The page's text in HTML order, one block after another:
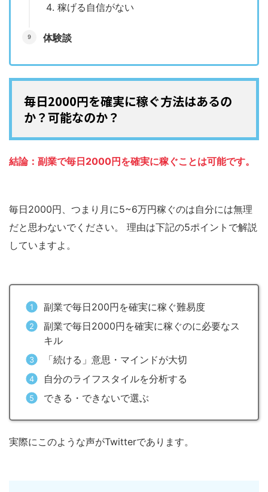
稼げる自信がない
体験談
毎日2000円を確実に稼ぐ方法はあるの
か？可能なのか？
結論：副業で毎日2000円を確実に稼ぐことは可能です。
毎日2000円、つまり月に5~6万円稼ぐのは自分には無理
だと思わないでください。 理由は下記の5ポイントで解説
していますよ。
副業で毎日200円を確実に稼ぐ難易度
副業で毎日2000円を確実に稼ぐのに必要なス
キル
「続ける」意思・マインドが大切
自分のライフスタイルを分析する
できる・できないで選ぶ
実際にこのような声がTwitterであります。